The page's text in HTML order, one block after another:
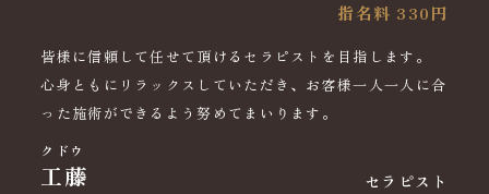
指名料 330円
皆様に信頼して任せて頂けるセラピストを目指します。
心身ともにリラックスしていただき、お客様一人一人に合
った施術ができるよう努めてまいります。
クドウ
工藤 セラピスト